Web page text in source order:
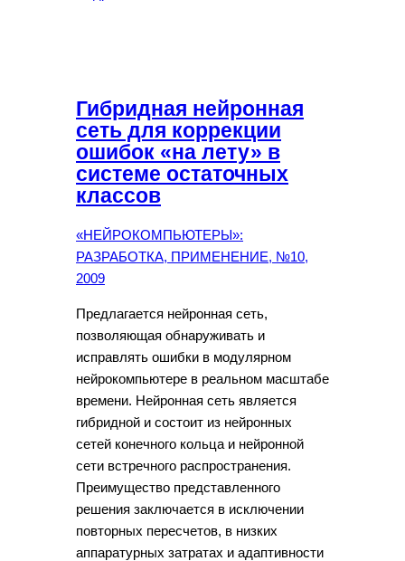
Гибридная нейронная
сеть для коррекции
ошибок «на лету» в
системе остаточных
классов
«НЕЙРОКОМПЬЮТЕРЫ»:
РАЗРАБОТКА, ПРИМЕНЕНИЕ, №10,
2009
Предлагается нейронная сеть,
позволяющая обнаруживать и
исправлять ошибки в модулярном
нейрокомпьютере в реальном масштабе
времени. Нейронная сеть является
гибридной и состоит из нейронных
сетей конечного кольца и нейронной
сети встречного распространения.
Преимущество представленного
решения заключается в исключении
повторных пересчетов, в низких
аппаратурных затратах и адаптивности